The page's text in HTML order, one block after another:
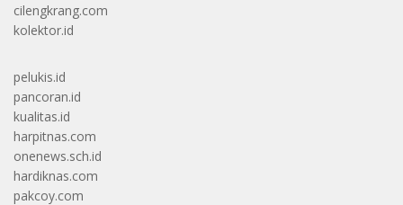
cilengkrang.com
kolektor.id
pelukis.id
pancoran.id
kualitas.id
harpitnas.com
onenews.sch.id
hardiknas.com
pakcoy.com